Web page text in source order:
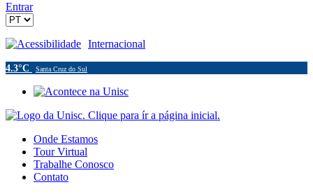
Entrar
Acessibilidade Internacional
4.3°C Santa Cruz do Sul
Onde Estamos
Tour Virtual
Trabalhe Conosco
Contato